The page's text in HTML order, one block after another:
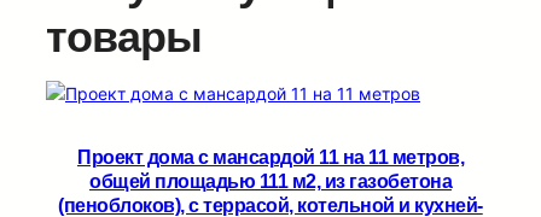
товары
Проект дома с мансардой 11 на 11 метров,
общей площадью 111 м2, из газобетона
(пеноблоков), c террасой, котельной и кухней-